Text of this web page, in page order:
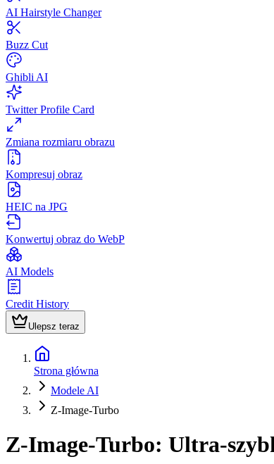
AI Hairstyle Changer
Buzz Cut
Ghibli AI
Twitter Profile Card
Zmiana rozmiaru obrazu
Kompresuj obraz
HEIC na JPG
Konwertuj obraz do WebP
AI Models
Credit History
Ulepsz teraz
Strona główna
Modele AI
Z-Image-Turbo
Z-Image-Turbo: Ultra-